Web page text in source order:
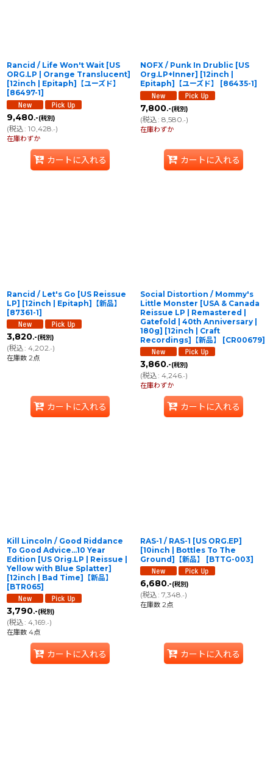
Rancid / Life Won't Wait [US
ORG.LP | Orange Translucent]
[12inch | Epitaph]【ユーズド】
[86497-1]
9,480.-(税別)
(税込: 10,428.-)
在庫わずか
カートに入れる
NOFX / Punk In Drublic [US
Org.LP+Inner] [12inch |
Epitaph]【ユーズド】
[86435-1]
7,800.-(税別)
(税込: 8,580.-)
在庫わずか
カートに入れる
Rancid / Let's Go [US Reissue
LP] [12inch | Epitaph]【新品】
[87361-1]
3,820.-(税別)
(税込: 4,202.-)
在庫数 2点
カートに入れる
Social Distortion / Mommy's
Little Monster [USA & Canada
Reissue LP | Remastered |
Gatefold | 40th Anniversary |
180g] [12inch | Craft
Recordings]【新品】
[CR00679]
3,860.-(税別)
(税込: 4,246.-)
在庫わずか
カートに入れる
Kill Lincoln / Good Riddance
To Good Advice...10 Year
Edition [US Orig.LP | Reissue |
Yellow with Blue Splatter]
[12inch | Bad Time]【新品】
[BTR065]
3,790.-(税別)
(税込: 4,169.-)
在庫数 4点
カートに入れる
RAS-1 / RAS-1 [US ORG.EP]
[10inch | Bottles To The
Ground]【新品】
[BTTG-003]
6,680.-(税別)
(税込: 7,348.-)
在庫数 2点
カートに入れる